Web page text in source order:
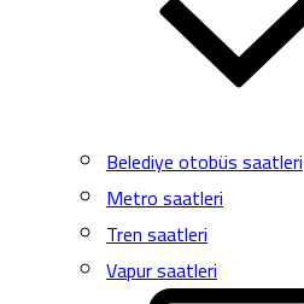
Belediye otobüs saatleri
Metro saatleri
Tren saatleri
Vapur saatleri